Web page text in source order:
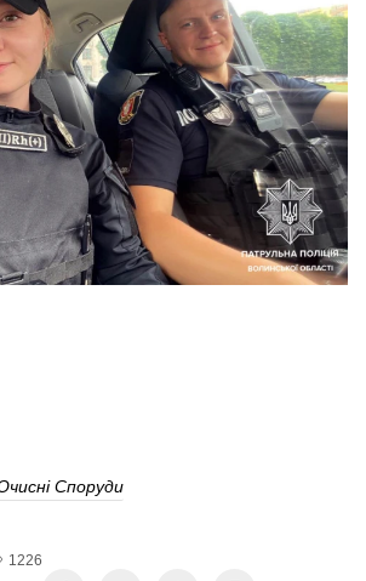
Споруди
1226